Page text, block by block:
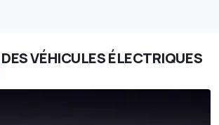
VÉHICULES ÉLECTRIQUES